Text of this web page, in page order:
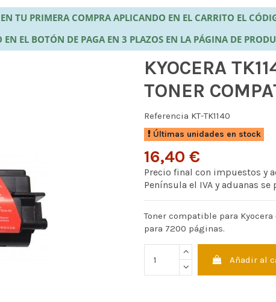
TU PRIMERA COMPRA APLICANDO EN EL CARRITO EL
EL BOTÓN DE PAGA EN 3 PLAZOS EN LA PÁGINA DE
KYOCERA
TONER
Referencia KT-TK1140
Últimas unidades en stock
16,40 €
Precio final con impuestos y
Península el IVA y aduanas
Toner compatible para
para 7200 páginas.
Añadir al